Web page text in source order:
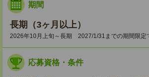
期間
長期（3ヶ月以上）
2026年10月上旬～長期 2027/1/31までの期間限
応募資格・条件